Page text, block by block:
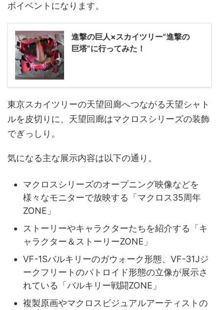
ボイベントになります。
進撃の巨人×スカイツリー”進撃の
巨塔”に行ってみた！
東京スカイツリーの天望回廊へつながる天望シャト
ルを皮切りに、天望回廊はマクロスシリーズの装飾
でぎっしり。
気になる主な展示内容は以下の通り。
マクロスシリーズのオープニング映像などを
様々なモニターで放映する「マクロス35周年
ZONE」
ストーリーやキャラクターたちを紹介する「キ
ャラクター＆ストーリーZONE」
VF-1Sバルキリーのガウォーク形態、VF-31Jジ
ークフリートのバトロイド形態の立像が展示さ
れている「バルキリー戦闘ZONE」
複製原画やマクロスビジュアルアーティストの